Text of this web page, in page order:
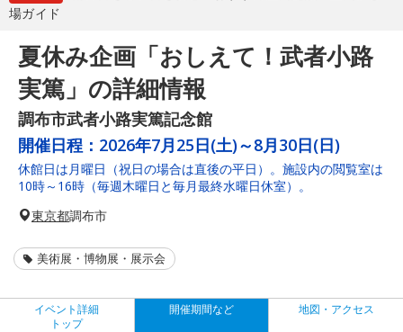
場ガイド
夏休み企画「おしえて！武者小路
実篤」の詳細情報
調布市武者小路実篤記念館
開催日程： 2026年7月25日(土)～8月30日(日)
休館日は月曜日（祝日の場合は直後の平日）。施設内の閲覧室は
10時～16時（毎週木曜日と毎月最終水曜日休室）。
東京都調布市
美術展・博物展・展示会
イベント詳細
トップ
開催期間など 地図・アクセス